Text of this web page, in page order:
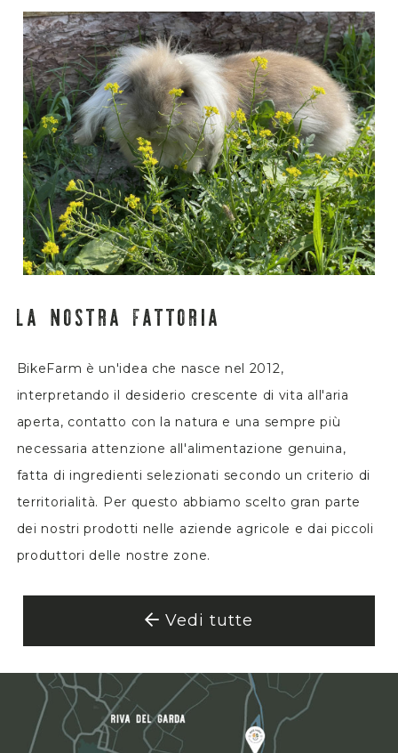
LA NOSTRA FATTORIA
BikeFarm è un'idea che nasce nel 2012,
interpretando il desiderio crescente di vita all'aria
aperta, contatto con la natura e una sempre più
necessaria attenzione all'alimentazione genuina,
fatta di ingredienti selezionati secondo un criterio di
territorialità. Per questo abbiamo scelto gran parte
dei nostri prodotti nelle aziende agricole e dai piccoli
produttori delle nostre zone.
Vedi tutte